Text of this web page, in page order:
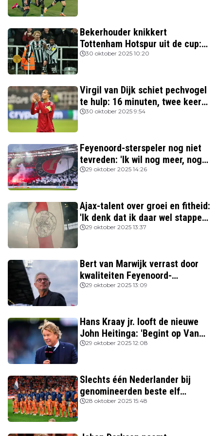
Bekerhouder knikkert
Tottenham Hotspur uit de cup:
drie van de vier topclubs nog in
30 oktober 2025 10:20
Virgil van Dijk schiet pechvogel
te hulp: 16 minuten, twee keer
rood
30 oktober 2025 9:54
Feyenoord-sterspeler nog niet
tevreden: 'Ik wil nog meer, nog
beter spelen'
29 oktober 2025 14:26
Ajax-talent over groei en fitheid:
'Ik denk dat ik daar wel stappen
in heb gezet'
29 oktober 2025 13:37
Bert van Marwijk verrast door
kwaliteiten Feyenoord-
aanvoerder: 'Niemand zag
29 oktober 2025 13:09
Hans Kraay jr. looft de nieuwe
John Heitinga: 'Begint op Van
Gaal te lijken'
29 oktober 2025 12:08
Slechts één Nederlander bij
genomineerden beste elf
FIFPRO
28 oktober 2025 15:48